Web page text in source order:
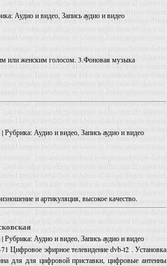
Аудио и видео, Запись аудио и видео
или женским голосом. 3.Фоновая музыка
Аудио и видео, Запись аудио и видео
и артикуляция, высокое качество.
Аудио и видео, Запись аудио и видео
Цифровое эфирное телевидение dvb-t2 . Установка
для для цифровой приставки, цифровые антенны